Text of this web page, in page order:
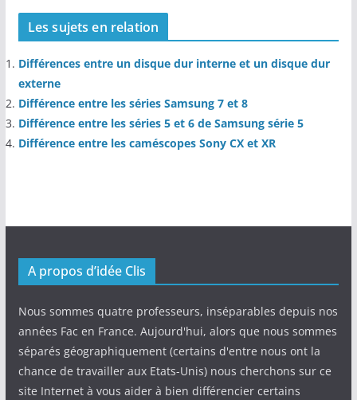
Les sujets en relation
Différences entre un disque dur interne et un disque dur
externe
Différence entre les séries Samsung 7 et 8
Différence entre les séries 5 et 6 de Samsung série 5
Différence entre les caméscopes Sony CX et XR
A propos d’idée Clis
Nous sommes quatre professeurs, inséparables depuis nos
années Fac en France. Aujourd'hui, alors que nous sommes
séparés géographiquement (certains d'entre nous ont la
chance de travailler aux Etats-Unis) nous cherchons sur ce
site Internet à vous aider à bien différencier certains